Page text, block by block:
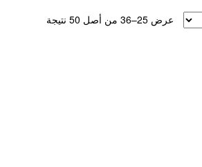
عرض 25–36 من أصل 50 نتيجة